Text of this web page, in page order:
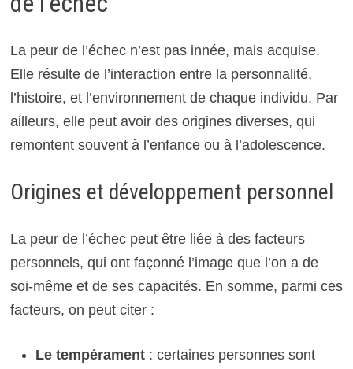
La peur de l’échec n’est pas innée, mais acquise.
Elle résulte de l’interaction entre la personnalité,
l’histoire, et l’environnement de chaque individu. Par
ailleurs, elle peut avoir des origines diverses, qui
remontent souvent à l’enfance ou à l’adolescence.
Origines et développement personnel
La peur de l’échec peut être liée à des facteurs
personnels, qui ont façonné l’image que l’on a de
soi-même et de ses capacités. En somme, parmi ces
facteurs, on peut citer :
Le tempérament: certaines personnes sont